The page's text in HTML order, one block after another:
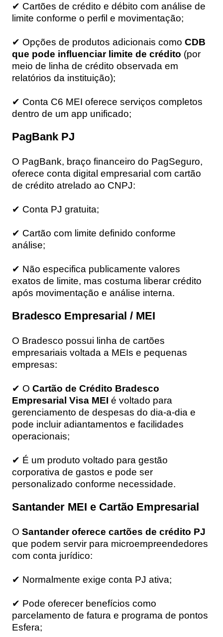
✔ Cartões de crédito e débito com análise de
limite conforme o perfil e movimentação;
✔ Opções de produtos adicionais como CDB
que pode influenciar limite de crédito (por
meio de linha de crédito observada em
relatórios da instituição);
✔ Conta C6 MEI oferece serviços completos
dentro de um app unificado;
PagBank PJ
O PagBank, braço financeiro do PagSeguro,
oferece conta digital empresarial com cartão
de crédito atrelado ao CNPJ:
✔ Conta PJ gratuita;
✔ Cartão com limite definido conforme
análise;
✔ Não especifica publicamente valores
exatos de limite, mas costuma liberar crédito
após movimentação e análise interna.
Bradesco Empresarial / MEI
O Bradesco possui linha de cartões
empresariais voltada a MEIs e pequenas
empresas:
✔ O Cartão de Crédito Bradesco
Empresarial Visa MEI é voltado para
gerenciamento de despesas do dia‑a‑dia e
pode incluir adiantamentos e facilidades
operacionais;
✔ É um produto voltado para gestão
corporativa de gastos e pode ser
personalizado conforme necessidade.
Santander MEI e Cartão Empresarial
O Santander oferece cartões de crédito PJ
que podem servir para microempreendedores
com conta jurídico:
✔ Normalmente exige conta PJ ativa;
✔ Pode oferecer benefícios como
parcelamento de fatura e programa de pontos
Esfera;